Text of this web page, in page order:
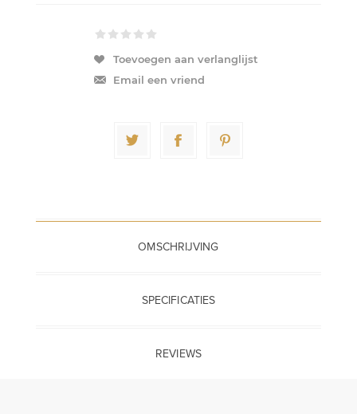
Toevoegen aan verlanglijst
Email een vriend
OMSCHRIJVING
SPECIFICATIES
REVIEWS